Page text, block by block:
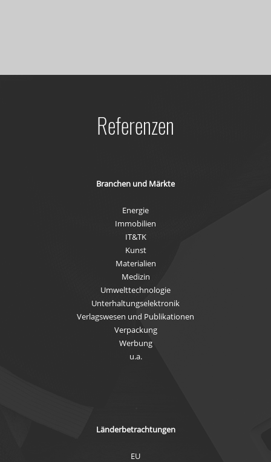
Referenzen
Branchen und Märkte
Energie
Immobilien
IT&TK
Kunst
Materialien
Medizin
Umwelttechnologie
Unterhaltungselektronik
Verlagswesen und Publikationen
Verpackung
Werbung
u.a.
Länderbetrachtungen
EU